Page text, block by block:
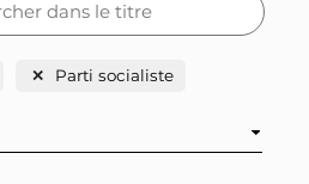
✕ Parti socialiste